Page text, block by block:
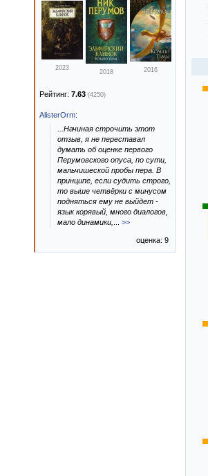
2023
2018 2016
Рейтинг: 7.63 (4250)
AlisterOrm:
...Начиная строчить этот
отзыв, я не переставал
думать об оценке первого
Перумовского опуса, по сути,
мальчишеской пробы пера. В
принципе, если судить строго,
то выше четвёрки с минусом
подняться ему не выйдет -
язык корявый, много диалогов,
мало динамики,
>>
оценка: 9